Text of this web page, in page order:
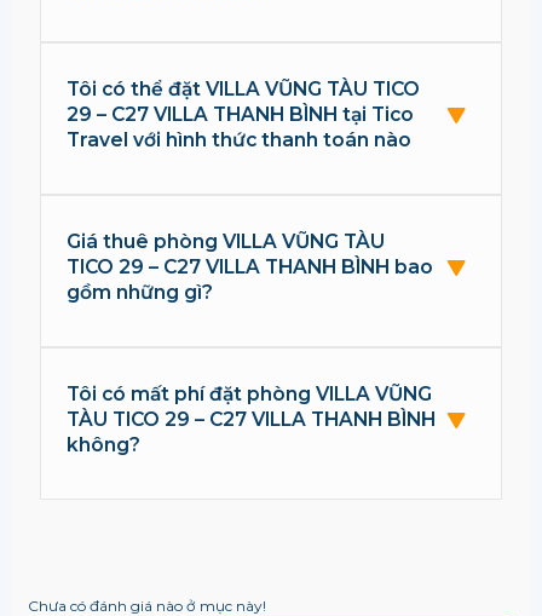
Tôi có thể đặt VILLA VŨNG TÀU TICO
29 – C27 VILLA THANH BÌNH tại Tico
Travel với hình thức thanh toán nào
Giá thuê phòng VILLA VŨNG TÀU
TICO 29 – C27 VILLA THANH BÌNH bao
gồm những gì?
Tôi có mất phí đặt phòng VILLA VŨNG
TÀU TICO 29 – C27 VILLA THANH BÌNH
không?
Chưa có đánh giá nào ở mục này!